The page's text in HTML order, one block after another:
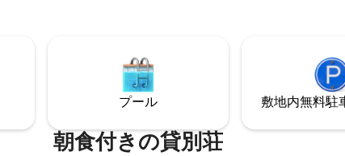
プール 敷地内無料駐⁠
朝食付きの貸別荘